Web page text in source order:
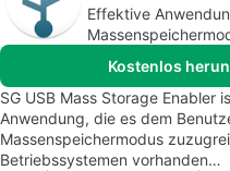
Effektive
Kostenlos
SG USB Mass Storage Enabler
Anwendung, die es dem
Massenspeichermodus
Betriebssystemen vorhanden…